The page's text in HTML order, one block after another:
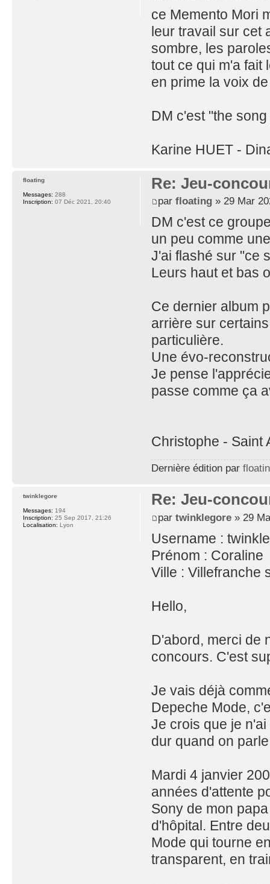
ce Memento Mori
leur travail sur cet
sombre, les
tout ce qui m'a fait
en prime la voix
DM c'est "the
Karine HUET -
Re: Jeu-
par floating» 29 Mar
DM c'est ce
un peu comme
J'ai flashé sur "ce
Leurs haut et bas
Ce dernier album
arrière sur
particulière.
Une évo-
Je pense
passe comme ça
Christophe - Saint
Dernière édition par
floating
Messages: 288
Inscription: 07 Déc 2021, 20:40
Re: Jeu-
par twinklegore» 29
Username :
Prénom : Coraline
Ville : Villefranche
Hello,
D'abord, merci de
concours. C'est
Je vais déjà
Depeche Mode,
Je crois que je
dur quand on
Mardi 4 janvier
années d'attente
Sony de mon
d'hôpital. Entre
Mode qui tourne
transparent, en
twinklegore
Messages: 194
Inscription: 25 Sep 2017, 21:26
Localisation: Lyon